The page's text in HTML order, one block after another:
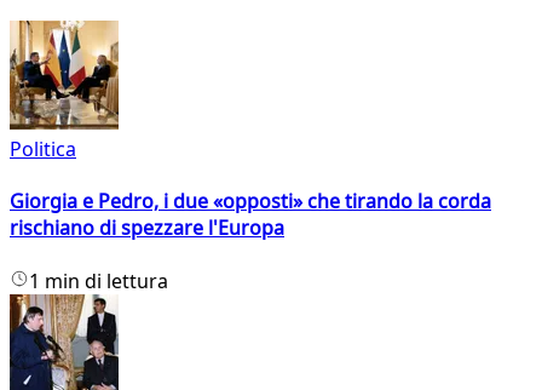
Politica
Giorgia e Pedro, i due «opposti» che tirando la corda
rischiano di spezzare l'Europa
1 min di lettura